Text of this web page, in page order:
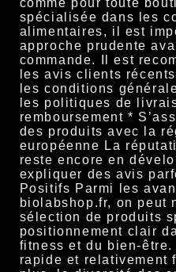
comme pour toute
spécialisée dans les
alimentaires, il est
approche prudente
commande. Il est
les avis clients
les conditions
les politiques de
remboursement *
des produits avec la
européenne La
reste encore en
expliquer des avis
Positifs Parmi les
biolabshop.fr, on peut
sélection de produits
positionnement clair
fitness et du bien-
rapide et relativement